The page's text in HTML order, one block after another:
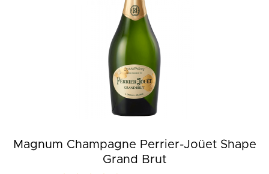
Magnum Champagne Perrier-Joüet Shape
Grand Brut